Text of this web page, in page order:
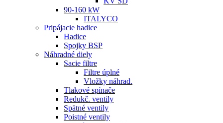
90-160 kW
ITALYCO
Pripájacie hadice
Hadice
Spojky BSP
Náhradné diely
Sacie filtre
Filtre úplné
Vložky náhrad.
Tlakové spínače
Redukč. ventily
Spätné ventily
Poistné ventily